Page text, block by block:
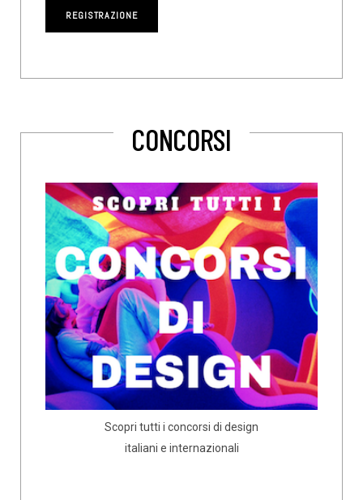
CONCORSI
Scopri tutti i concorsi di design
italiani e internazionali